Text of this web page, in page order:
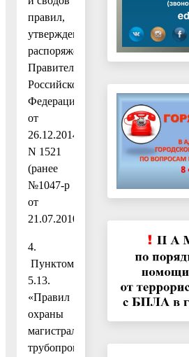
правил,
утвержденных
распоряжением
Правительства
Российской
Федерации
от
26.12.2014
N 1521
(ранее
№1047-р
от
21.07.2010);
4.
Пунктом
5.13.
«Правил
охраны
магистральных
трубопроводов»